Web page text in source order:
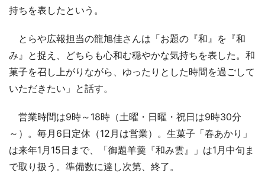
持ちを表したという。
とらや広報担当の龍旭佳さんは「お題の『和』を『和
み』と捉え、どちらも心和む穏やかな気持ちを表した。和
菓子を召し上がりながら、ゆったりとした時間を過ごして
いただきたい」と話す。
営業時間は9時～18時（土曜・日曜・祝日は9時30分
～）。毎月6日定休（12月は営業）。生菓子「春あかり」
は来年1月15日まで、「御題羊羹『和み雲』」は1月中旬ま
で取り扱う。準備数に達し次第、終了。